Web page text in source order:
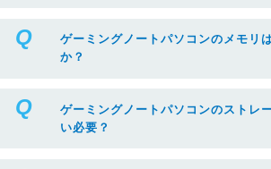
ゲーミングノートパソコンのメモリ
か？
ゲーミングノートパソコンのストレ
い必要？